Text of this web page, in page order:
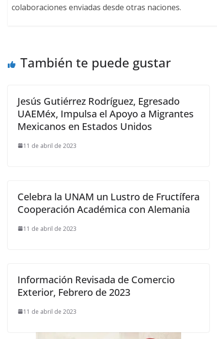
colaboraciones enviadas desde otras naciones.
También te puede gustar
Jesús Gutiérrez Rodríguez, Egresado
UAEMéx, Impulsa el Apoyo a Migrantes
Mexicanos en Estados Unidos
11 de abril de 2023
Celebra la UNAM un Lustro de Fructífera
Cooperación Académica con Alemania
11 de abril de 2023
Información Revisada de Comercio
Exterior, Febrero de 2023
11 de abril de 2023